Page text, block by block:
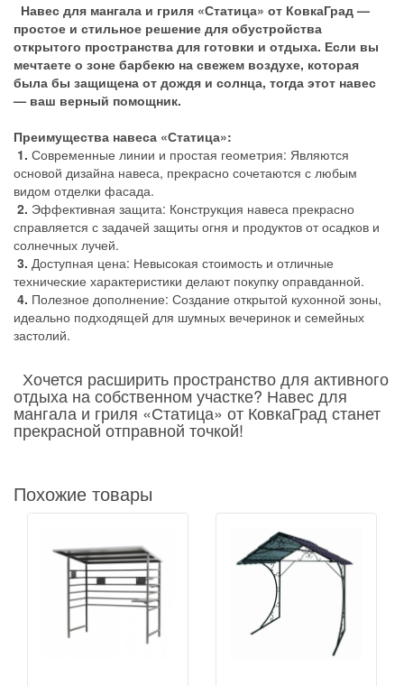
Навес для мангала и гриля «Статица» от КовкаГрад —
простое и стильное решение для обустройства
открытого пространства для готовки и отдыха. Если вы
мечтаете о зоне барбекю на свежем воздухе, которая
была бы защищена от дождя и солнца, тогда этот навес
— ваш верный помощник.
Преимущества навеса «Статица»:
1. Современные линии и простая геометрия: Являются
основой дизайна навеса, прекрасно сочетаются с любым
видом отделки фасада.
2. Эффективная защита: Конструкция навеса прекрасно
справляется с задачей защиты огня и продуктов от осадков и
солнечных лучей.
3. Доступная цена: Невысокая стоимость и отличные
технические характеристики делают покупку оправданной.
4. Полезное дополнение: Создание открытой кухонной зоны,
идеально подходящей для шумных вечеринок и семейных
застолий.
Хочется расширить пространство для активного
отдыха на собственном участке? Навес для
мангала и гриля «Статица» от КовкаГрад станет
прекрасной отправной точкой!
Похожие товары